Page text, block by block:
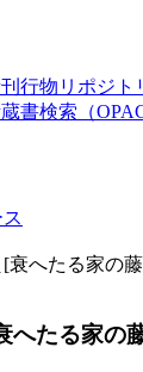
行物リポジト
書検索（OPAC
[衰へたる家の
へたる家の